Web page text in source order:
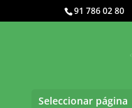
91 786 02 80
Seleccionar página